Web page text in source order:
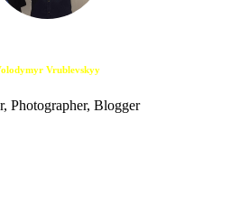
Vrublevskyy
Photographer, Blogger